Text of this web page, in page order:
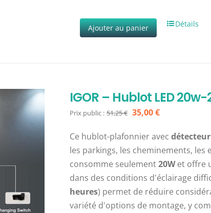
Ajouter au panier Détails
IGOR – Hublot LED
Prix public : 51,25€ Le
initial
était :
51,25 €.
35,00€Le
actuel
est :
35,00 €.
Ce hublot-plafonnier avec
les parkings, les cheminements, les
consomme seulement20Wet offre
dans des conditions d'éclairage
heures) permet de réduire
variété d'options de montage, y